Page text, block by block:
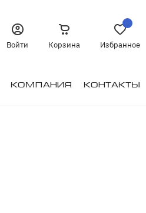
Войти
Корзина Избранное
Компания Контакты